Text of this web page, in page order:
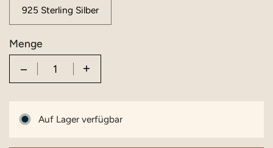
925 Sterling Silber
Menge
Quantity
Auf Lager verfügbar